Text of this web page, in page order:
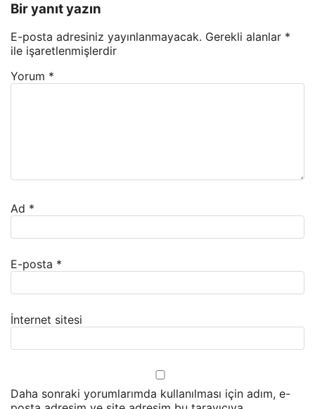
Bir yanıt yazın
E-posta adresiniz yayınlanmayacak. Gerekli alanlar *
ile işaretlenmişlerdir
Yorum *
Ad *
E-posta *
İnternet sitesi
Daha sonraki yorumlarımda kullanılması için adım, e-